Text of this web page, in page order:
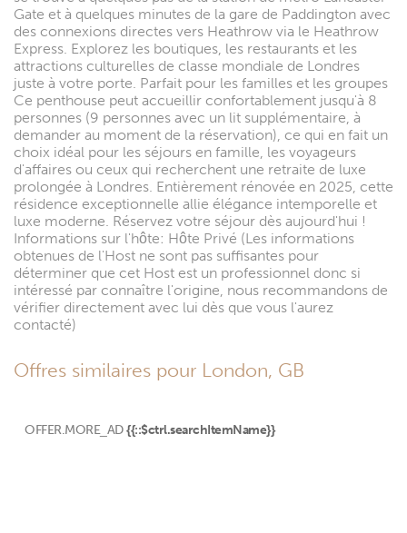
Gate et à quelques minutes de la gare de Paddington avec
des connexions directes vers Heathrow via le Heathrow
Express. Explorez les boutiques, les restaurants et les
attractions culturelles de classe mondiale de Londres
juste à votre porte. Parfait pour les familles et les groupes
Ce penthouse peut accueillir confortablement jusqu'à 8
personnes (9 personnes avec un lit supplémentaire, à
demander au moment de la réservation), ce qui en fait un
choix idéal pour les séjours en famille, les voyageurs
d'affaires ou ceux qui recherchent une retraite de luxe
prolongée à Londres. Entièrement rénovée en 2025, cette
résidence exceptionnelle allie élégance intemporelle et
luxe moderne. Réservez votre séjour dès aujourd'hui !
Informations sur l'hôte: Hôte Privé (Les informations
obtenues de l'Host ne sont pas suffisantes pour
déterminer que cet Host est un professionnel donc si
intéressé par connaître l'origine, nous recommandons de
vérifier directement avec lui dès que vous l'aurez
contacté)
Offres similaires pour London, GB
OFFER.MORE_AD {{::$ctrl.searchItemName}}